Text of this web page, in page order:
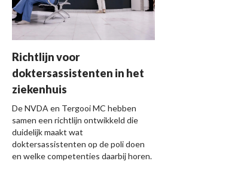
Richtlijn voor
doktersassistenten in het
ziekenhuis
De NVDA en Tergooi MC hebben
samen een richtlijn ontwikkeld die
duidelijk maakt wat
doktersassistenten op de poli doen
en welke competenties daarbij horen.